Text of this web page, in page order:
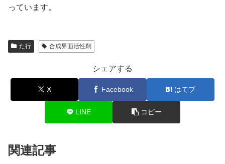
っています。
た行 合成界面活性剤
シェアする
X Facebook はてブ
LINE コピー
関連記事